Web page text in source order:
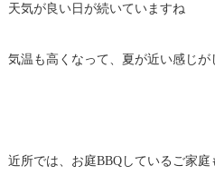
天気が良い日が続いていますね
気温も高くなって、夏が近い感じ
近所では、お庭BBQしているご家庭